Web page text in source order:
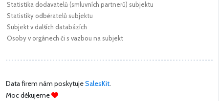
Statistika dodavatelů (smluvních partnerů) subjektu
Statistiky odběratelů subjektu
Subjekt v dalších databázích
Osoby v orgánech či s vazbou na subjekt
Data firem nám poskytujeSalesKit.
Moc děkujeme